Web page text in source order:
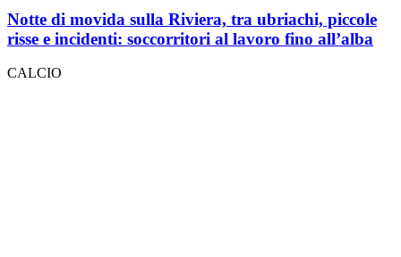
Notte di movida sulla Riviera, tra ubriachi, piccole
risse e incidenti: soccorritori al lavoro fino all’alba
CALCIO